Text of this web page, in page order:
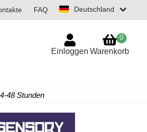
Deutschland
FAQ
Einloggen Warenkorb
0
48 Stunden